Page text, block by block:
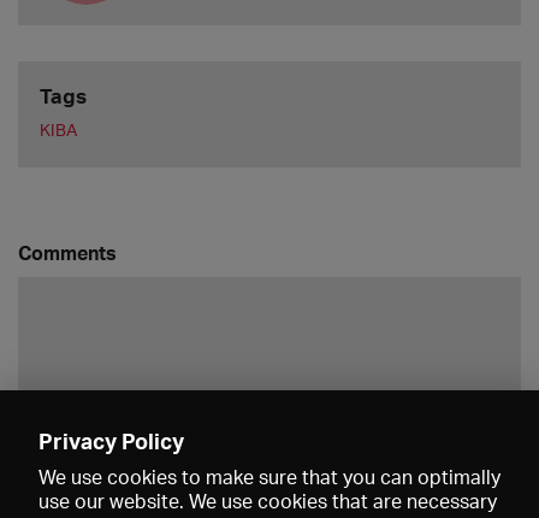
Tags
KIBA
Comments
Privacy Policy
We use cookies to make sure that you can optimally
use our website. We use cookies that are necessary